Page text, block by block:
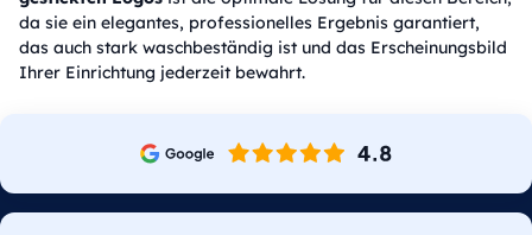
da sie ein elegantes, professionelles Ergebnis garantiert,
das auch stark waschbeständig ist und das Erscheinungsbild
Ihrer Einrichtung jederzeit bewahrt.